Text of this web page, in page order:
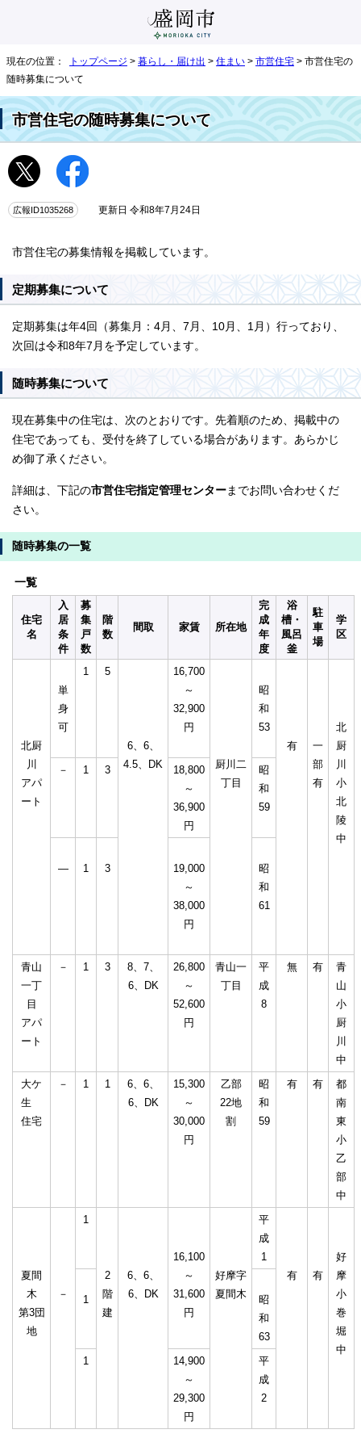
現在の位置： トップページ > 暮らし・届け出 > 住まい > 市営住宅 > 市営住宅の
随時募集について
市営住宅の随時募集について
広報ID1035268 更新日 令和8年7月24日
市営住宅の募集情報を掲載しています。
定期募集について
定期募集は年4回（募集月：4月、7月、10月、1月）行っており、
次回は令和8年7月を予定しています。
随時募集について
現在募集中の住宅は、次のとおりです。先着順のため、掲載中の
住宅であっても、受付を終了している場合があります。あらかじ
め御了承ください。
詳細は、下記の市営住宅指定管理センター までお問い合わせくだ
さい。
随時募集の一覧
一覧
住宅
名
入
居
条
件
募
集
戸
数
階
数
間取 家賃 所在地
完
成
年
度
浴
槽・
風呂
釜
駐
車
場
学
区
北厨
川
アパ
ート
単
身
可
1 5
6、6、
4.5、DK
16,700
～
32,900
円
厨川二
丁目
昭
和
53
有
一
部
有
北
厨
川
小
北
陵
中
－ 1 3
18,800
～
36,900
円
昭
和
59
― 1 3
19,000
～
38,000
円
昭
和
61
青山
一丁
目
アパ
ート
－ 1 3
8、7、
6、DK
26,800
～
52,600
円
青山一
丁目
平
成
8
無 有
青
山
小
厨
川
中
大ケ
生
住宅
－ 1 1
6、6、
6、DK
15,300
～
30,000
円
乙部
22地
割
昭
和
59
有 有
都
南
東
小
乙
部
中
夏間
木
第3団
地
－
1
2
階
建
6、6、
6、DK
16,100
～
31,600
円
好摩字
夏間木
平
成
1
有
有
好
摩
小
巻
堀
中
1
昭
和
63
1
14,900
～
29,300
円
平
成
2